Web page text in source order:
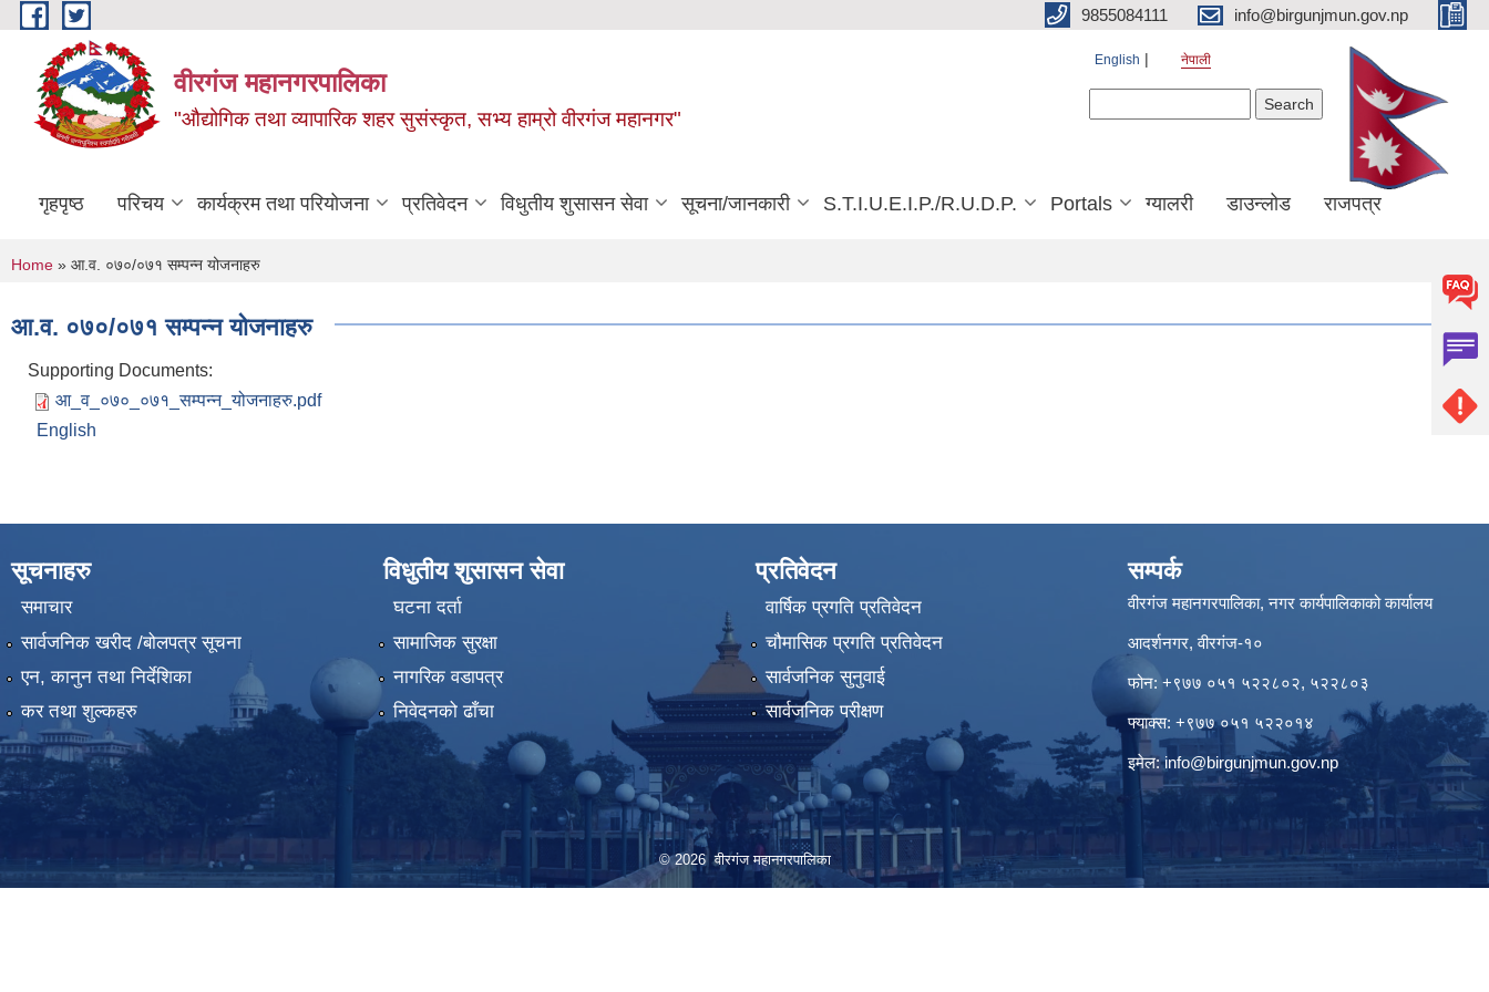
Skip to main content 9855084111 info@birgunjmun.gov.np
वीरगंज महानगरपालिका
"औद्योगिक तथा व्यापारिक शहर सुसंस्कृत, सभ्य हाम्रो वीरगंज महानगर"
English नेपाली
गृहपृष्ठ परिचय कार्यक्रम तथा परियोजना प्रतिवेदन विधुतीय शुसासन सेवा सूचना/जानकारी S.T.I.U.E.I.P./R.U.D.P. Portals ग्यालरी डाउन्लोड राजपत्र
You are here
Home » आ.व. ०७०/०७१ सम्पन्न योजनाहरु
आ.व. ०७०/०७१ सम्पन्न योजनाहरु
Supporting Documents:
आ_व_०७०_०७१_सम्पन्न_योजनाहरु.pdf
English
सूचनाहरु
समाचार
सार्वजनिक खरीद /बोलपत्र सूचना
एन, कानुन तथा निर्देशिका
कर तथा शुल्कहरु
विधुतीय शुसासन सेवा
घटना दर्ता
सामाजिक सुरक्षा
नागरिक वडापत्र
निवेदनको ढाँचा
प्रतिवेदन
वार्षिक प्रगति प्रतिवेदन
चौमासिक प्रगति प्रतिवेदन
सार्वजनिक सुनुवाई
सार्वजनिक परीक्षण
सम्पर्क
वीरगंज महानगरपालिका, नगर कार्यपालिकाको कार्यालय
आदर्शनगर, वीरगंज-१०
फोन: +९७७ ०५१ ५२२८०२, ५२२८०३
फ्याक्स: +९७७ ०५१ ५२२०१४
इमेल:info@birgunjmun.gov.np
© 2026 वीरगंज महानगरपालिका